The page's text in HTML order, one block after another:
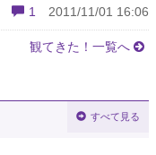
1 2011/11/01 16:06
観てきた！一覧へ
すべて見る